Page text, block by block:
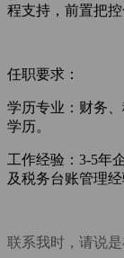
程支持，前置把
任职要求：
学历专业：财务
学历。
工作经验：3-5年
及税务台账管理经
联系我时，请说是